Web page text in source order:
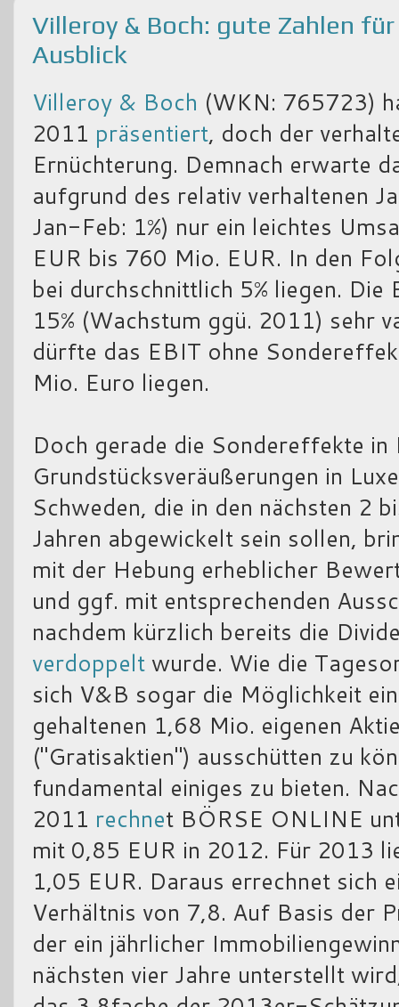
Villeroy & Boch: gute Zahlen
Ausblick
Villeroy & Boch (WKN: 765723)
2011 präsentiert, doch der
Ernüchterung. Demnach erwarte
aufgrund des relativ verhaltenen
Jan-Feb: 1%) nur ein leichtes
EUR bis 760 Mio. EUR. In den
bei durchschnittlich 5% liegen.
15% (Wachstum ggü. 2011) sehr
dürfte das EBIT ohne
Mio. Euro liegen.
Doch gerade die Sondereffekte in
Grundstücksveräußerungen in
Schweden, die in den nächsten 2
Jahren abgewickelt sein sollen,
mit der Hebung erheblicher
und ggf. mit entsprechenden
nachdem kürzlich bereits die
verdoppelt wurde. Wie die
sich V&B sogar die Möglichkeit
gehaltenen 1,68 Mio. eigenen
("Gratisaktien") ausschütten zu
fundamental einiges zu bieten.
2011 rechnet BÖRSE ONLINE
mit 0,85 EUR in 2012. Für 2013
1,05 EUR. Daraus errechnet
Verhältnis von 7,8. Auf Basis der
der ein jährlicher
nächsten vier Jahre unterstellt